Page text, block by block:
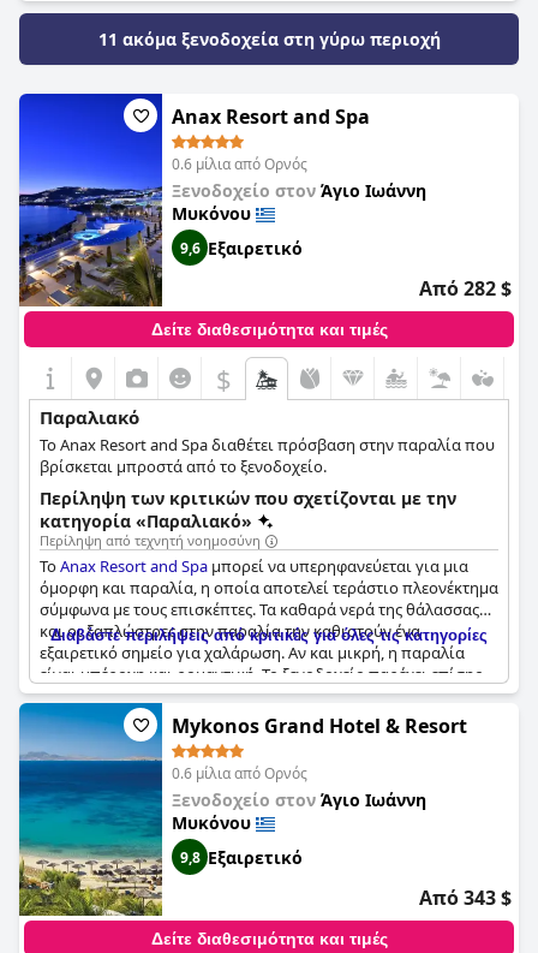
11 ακόμα ξενοδοχεία στη γύρω περιοχή
Anax Resort and Spa
0.6 μίλια από Ορνός
Ξενοδοχείο στον Άγιο Ιωάννη
Μυκόνου
9,6 Εξαιρετικό
Από 282 $
Δείτε διαθεσιμότητα και τιμές
$
Παραλιακό
Το Anax Resort and Spa διαθέτει πρόσβαση στην παραλία που
βρίσκεται μπροστά από το ξενοδοχείο.
Περίληψη των κριτικών που σχετίζονται με την
κατηγορία «Παραλιακό»
Περίληψη από τεχνητή νοημοσύνη
ΤοAnax Resort and Spa μπορεί να υπερηφανεύεται για μια
όμορφη και παραλία, η οποία αποτελεί τεράστιο πλεονέκτημα
σύμφωνα με τους επισκέπτες. Τα καθαρά νερά της θάλασσας
και οι ξαπλώστρες στην παραλία την καθιστούν ένα
εξαιρετικό σημείο για χαλάρωση. Αν και μικρή, η παραλία
είναι υπέροχη και ρομαντική. Το ξενοδοχείο παρέχει επίσης
πρόσβαση στην παραλία, η οποία είναι υπέροχη. Οι
επισκέπτες που προτιμούν διαφορετικές εμπειρίες στην
παραλία μπορεί να χρειαστούν αυτοκίνητο ή να πληρώσουν
για τη μετακίνηση με ταξί, καθώς η παραλία του ξενοδοχείου
μπορεί να μην ταιριάζει στις προτιμήσεις όλων. Παρ' όλα
αυτά, υπάρχουν δύο άλλες παραλίες σε κοντινή απόσταση με
τα πόδια. Παρόλο που δεν υπάρχει υπηρεσία εξυπηρέτησης
στην παραλία για την παραγγελία ποτών, αυτό δεν μειώνει τη
γοητεία της παραλίας. Συνολικά, η petite plage privée de l'hôtel
και η θέα στον ωκεανό συνθέτουν μια παραδεισένια εμπειρία.
Διαβάστε περιλήψεις από κριτικές για όλες τις κατηγορίες
Mykonos Grand Hotel & Resort
0.6 μίλια από Ορνός
Ξενοδοχείο στον Άγιο Ιωάννη
Μυκόνου
9,8 Εξαιρετικό
Από 343 $
Δείτε διαθεσιμότητα και τιμές